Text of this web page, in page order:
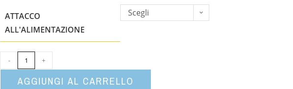
ATTACCO
ALL'ALIMENTAZIONE
Scegli
- +
AGGIUNGI AL CARRELLO